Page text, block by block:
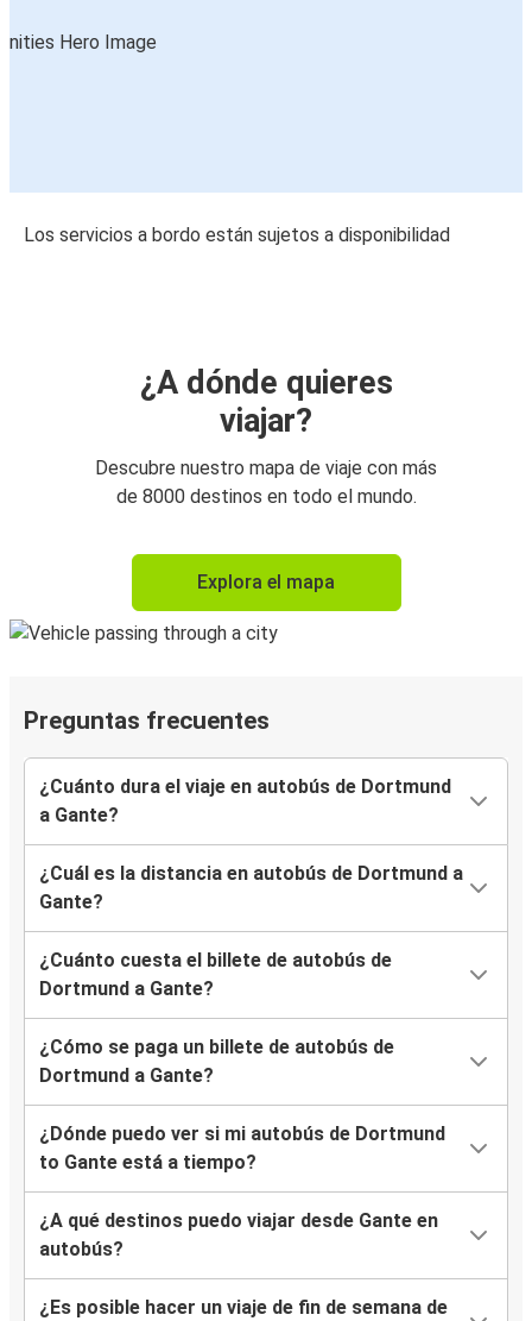
Los servicios a bordo están sujetos a disponibilidad
¿A dónde quieres
viajar?
Descubre nuestro mapa de viaje con más
de 8000 destinos en todo el mundo.
Explora el mapa
Preguntas frecuentes
¿Cuánto dura el viaje en autobús de Dortmund
a Gante?
¿Cuál es la distancia en autobús de Dortmund a
Gante?
¿Cuánto cuesta el billete de autobús de
Dortmund a Gante?
¿Cómo se paga un billete de autobús de
Dortmund a Gante?
¿Dónde puedo ver si mi autobús de Dortmund
to Gante está a tiempo?
¿A qué destinos puedo viajar desde Gante en
autobús?
¿Es posible hacer un viaje de fin de semana de